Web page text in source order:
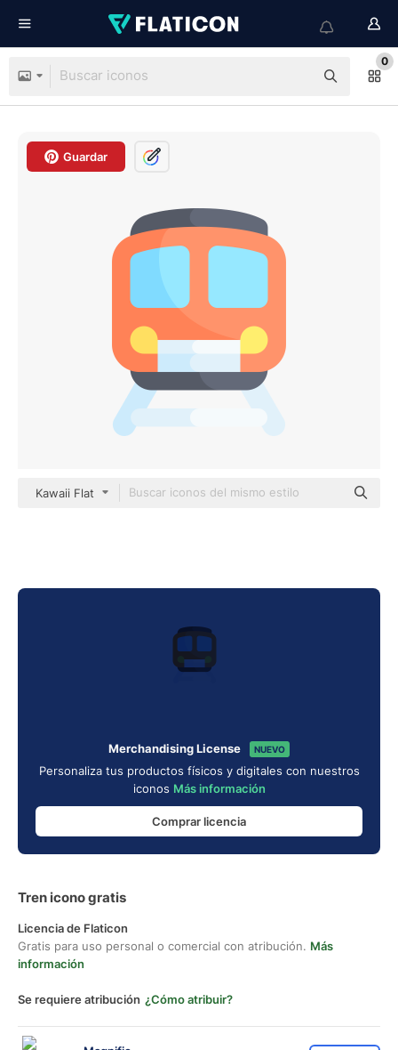
0
Guardar
Kawaii Flat
Merchandising License NUEVO
Personaliza tus productos físicos y digitales con nuestros
iconos Más información
Comprar licencia
Tren icono gratis
Licencia de Flaticon
Gratis para uso personal o comercial con atribución. Más
información
Se requiere atribución ¿Cómo atribuir?